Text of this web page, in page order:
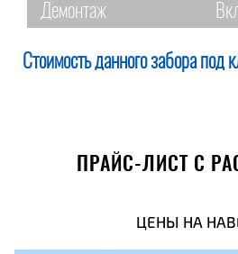
Демонтаж
Стоимость данного забора под
ПРАЙС-ЛИСТ С
ЦЕНЫ НА